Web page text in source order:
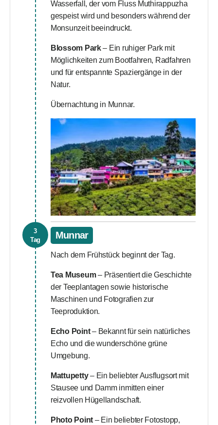
Wasserfall, der vom Fluss Muthirappuzha
gespeist wird und besonders während der
Monsunzeit beeindruckt.
Blossom Park– Ein ruhiger Park mit
Möglichkeiten zum Bootfahren, Radfahren
und für entspannte Spaziergänge in der
Natur.
Übernachtung in Munnar.
3
Tag
Munnar
Nach dem Frühstück beginnt der Tag.
Tea Museum– Präsentiert die Geschichte
der Teeplantagen sowie historische
Maschinen und Fotografien zur
Teeproduktion.
Echo Point– Bekannt für sein natürliches
Echo und die wunderschöne grüne
Umgebung.
Mattupetty– Ein beliebter Ausflugsort mit
Stausee und Damm inmitten einer
reizvollen Hügellandschaft.
Photo Point – Ein beliebter Fotostopp,